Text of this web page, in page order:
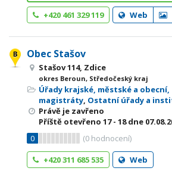
+420 461 329 119 Web
Obec Stašov
Stašov 114, Zdice
okres Beroun, Středočeský kraj
Úřady krajské, městské a obecní,
magistráty, Ostatní úřady a
Právě je zavřeno
Příště otevřeno 17 - 18dne
0
(0 hodnocení)
+420 311 685 535
Web